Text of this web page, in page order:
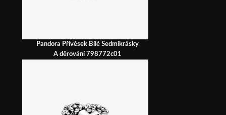
Pandora Přívěsek Bílé Sedmikrásky
A děrování 798772c01